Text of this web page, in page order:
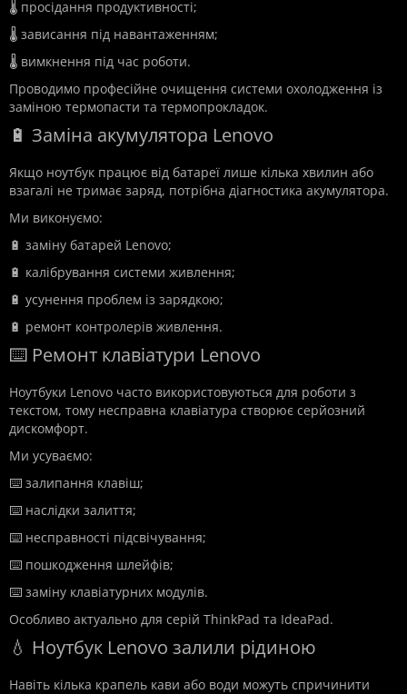
🌡️ просідання продуктивності;
🌡️ зависання під навантаженням;
🌡️ вимкнення під час роботи.
Проводимо професійне очищення системи охолодження із
заміною термопасти та термопрокладок.
🔋 Заміна акумулятора Lenovo
Якщо ноутбук працює від батареї лише кілька хвилин або
взагалі не тримає заряд, потрібна діагностика акумулятора.
Ми виконуємо:
🔋 заміну батарей Lenovo;
🔋 калібрування системи живлення;
🔋 усунення проблем із зарядкою;
🔋 ремонт контролерів живлення.
⌨️ Ремонт клавіатури Lenovo
Ноутбуки Lenovo часто використовуються для роботи з
текстом, тому несправна клавіатура створює серйозний
дискомфорт.
Ми усуваємо:
⌨️ залипання клавіш;
⌨️ наслідки залиття;
⌨️ несправності підсвічування;
⌨️ пошкодження шлейфів;
⌨️ заміну клавіатурних модулів.
Особливо актуально для серій ThinkPad та IdeaPad.
💧 Ноутбук Lenovo залили рідиною
Навіть кілька крапель кави або води можуть спричинити